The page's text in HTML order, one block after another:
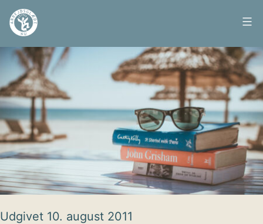
Fortsæt
indhold
Arbejdsglæde
nu
Udgivet 10. august 2011